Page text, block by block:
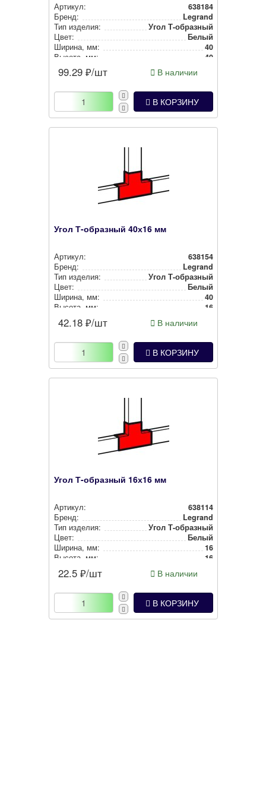
Артикул:
638184
Бренд:
Legrand
Тип изделия:
Угол Т-образный
Цвет:
Белый
Ширина, мм:
40
Высота, мм:
40
99.29 ₽/шт В наличии
В КОРЗИНУ
Угол Т-образный 40х16 мм
Артикул:
638154
Бренд:
Legrand
Тип изделия:
Угол Т-образный
Цвет:
Белый
Ширина, мм:
40
Высота, мм:
16
42.18 ₽/шт В наличии
В КОРЗИНУ
Угол Т-образный 16х16 мм
Артикул:
638114
Бренд:
Legrand
Тип изделия:
Угол Т-образный
Цвет:
Белый
Ширина, мм:
16
Высота, мм:
16
22.5 ₽/шт В наличии
В КОРЗИНУ